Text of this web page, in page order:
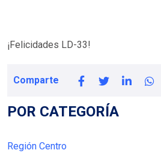
¡Felicidades LD-33!
Comparte
POR CATEGORÍA
Región Centro